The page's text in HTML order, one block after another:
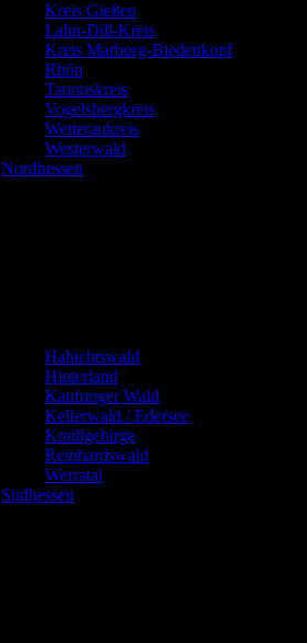
Kreis Gießen
Lahn-Dill-Kreis
Kreis Marburg-Biedenkopf
Rhön
Taunuskreis
Vogelsbergkreis
Wetteraukreis
Westerwald
Nordhessen
Habichtswald
Hinterland
Kaufunger Wald
Kellerwald / Edersee
Knüllgebirge
Reinhardswald
Werratal
Südhessen